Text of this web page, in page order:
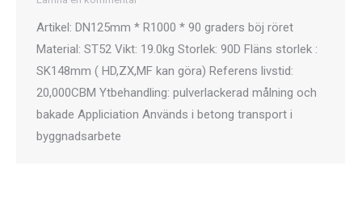
Artikel: DN125mm * R1000 * 90 graders böj röret
Material: ST52 Vikt: 19.0kg Storlek: 90D Fläns storlek :
SK148mm ( HD,ZX,MF kan göra) Referens livstid:
20,000CBM Ytbehandling: pulverlackerad målning och
bakade Appliciation Används i betong transport i
byggnadsarbete